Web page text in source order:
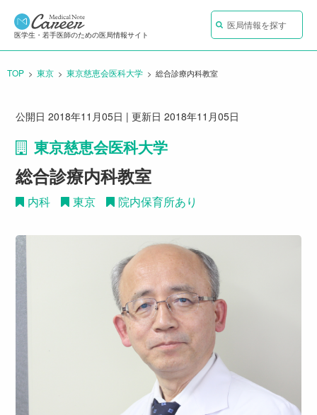
医学生・若手医師のための医局情報サイト
医局情報を探す
TOP 東京 東京慈恵会医科大学 CURRENT:
総合診療内科教室
公開日 2018年11月05日 | 更新日 2018年11月05日
東京慈恵会医科大学
総合診療内科教室
内科 東京 院内保育所あり